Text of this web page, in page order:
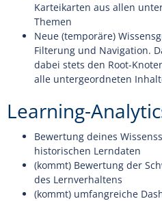
Karteikarten aus allen
Themen
Neue (temporäre)
Filterung und Navigation.
dabei stets den Root-
alle untergeordneten
Learning-
Bewertung deines
historischen Lerndaten
(kommt) Bewertung der
des Lernverhaltens
(kommt) umfangreiche